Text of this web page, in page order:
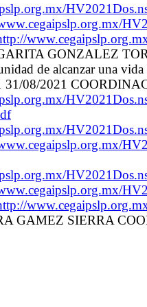
GONZALEZ
de alcanzar una
08/2021
GAMEZ SIERRA